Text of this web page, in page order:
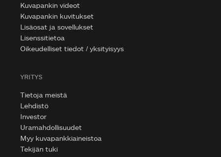
Kuvapankin videot
Kuvapankin kuvitukset
Lisäosat ja sovellukset
Lisenssitietoa
Oikeudelliset tiedot / yksityisyys
YRITYS
Tietoja meistä
Lehdistö
Investor
Uramahdollisuudet
Myy kuvapankkiaineistoa
Tekijän tuki